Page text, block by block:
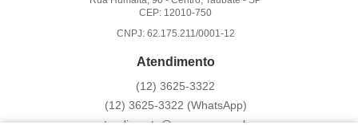
CEP: 12010-750
CNPJ: 62.175.211/0001-12
Atendimento
(12) 3625-3322
(12) 3625-3322 (WhatsApp)
atendimento@agaesse.com.br